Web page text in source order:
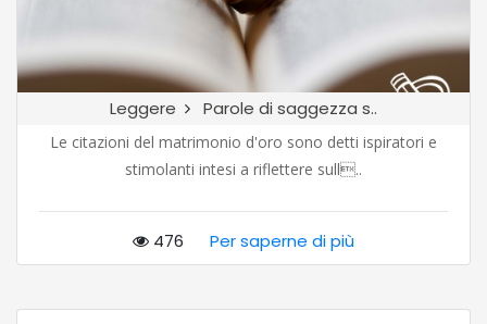
Leggere Parole di saggezza s..
Le citazioni del matrimonio d'oro sono detti ispiratori e
stimolanti intesi a riflettere sull..
476 Per saperne di più